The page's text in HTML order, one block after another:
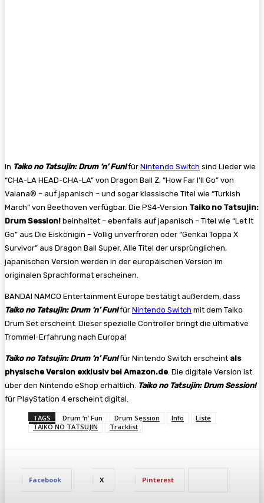
In Taiko no Tatsujin: Drum ‘n’ Fun!für Nintendo Switch sind Lieder wie
“CHA-LA HEAD-CHA-LA” von Dragon Ball Z, “How Far I’ll Go” von
Vaiana® – auf japanisch – und sogar klassische Titel wie “Turkish
March” von Beethoven verfügbar. Die PS4-Version Taiko no Tatsujin:
Drum Session! beinhaltet – ebenfalls auf japanisch – Titel wie “Let It
Go” aus Die Eiskönigin – Völlig unverfroren oder “Genkai Toppa X
Survivor” aus Dragon Ball Super. Alle Titel der ursprünglichen,
japanischen Version werden in der europäischen Version im
originalen Sprachformat erscheinen.
BANDAI NAMCO Entertainment Europe bestätigt außerdem, dass
Taiko no Tatsujin: Drum ‘n’ Fun!für Nintendo Switch mit dem Taiko
Drum Set erscheint. Dieser spezielle Controller bringt die ultimative
Trommel-Erfahrung nach Europa!
Taiko no Tatsujin: Drum ‘n’ Fun!für Nintendo Switch erscheint als
physische Version exklusiv bei Amazon.de . Die digitale Version ist
über den Nintendo eShop erhältlich. Taiko no Tatsujin: Drum Session!
für PlayStation 4 erscheint digital.
TAGS Drum ‘n’ Fun Drum Session Info
Liste
TAIKO NO TATSUJIN
Tracklist
Facebook X Pinterest